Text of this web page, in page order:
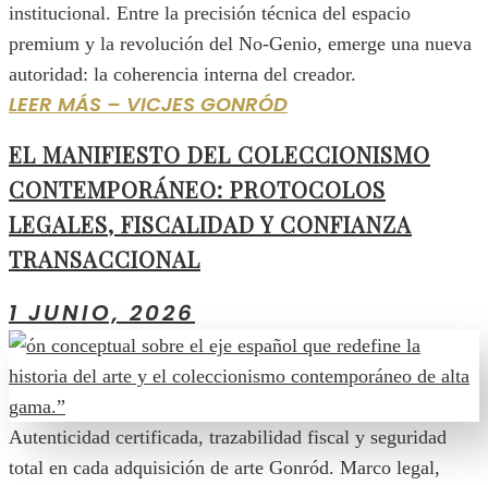
institucional. Entre la precisión técnica del espacio
premium y la revolución del No‑Genio, emerge una nueva
autoridad: la coherencia interna del creador.
LEER MÁS – VICJES GONRÓD
EL MANIFIESTO DEL COLECCIONISMO
CONTEMPORÁNEO: PROTOCOLOS
LEGALES, FISCALIDAD Y CONFIANZA
TRANSACCIONAL
1 JUNIO, 2026
Autenticidad certificada, trazabilidad fiscal y seguridad
total en cada adquisición de arte Gonród. Marco legal,